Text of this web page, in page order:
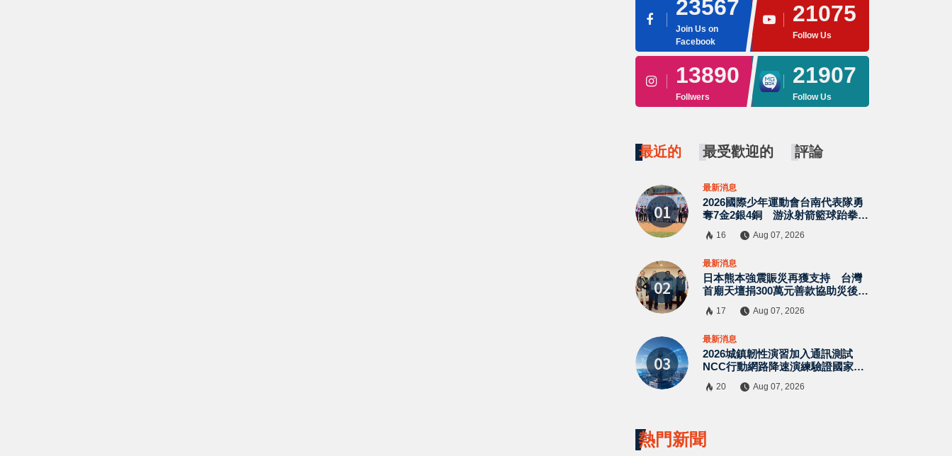
23567
Join Us on
Facebook
21075
Follow Us
13890
Follwers
21907
Follow Us
最近的 最受歡迎的 評論
最新消息
2026國際少年運動會台南代表隊勇
奪7金2銀4銅 游泳射箭籃球跆拳道
16 Aug 07, 2026
最新消息
日本熊本強震賑災再獲支持 台灣
首廟天壇捐300萬元善款協助災後復
17 Aug 07, 2026
最新消息
2026城鎮韌性演習加入通訊測試
NCC行動網路降速演練驗證國家通
20 Aug 07, 2026
熱門新聞
×